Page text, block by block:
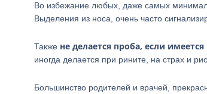
Во избежание любых, даже самых
Выделения из носа, очень часто
Также не делается проба, если
иногда делается при рините, на страх и
Большинство родителей и врачей,